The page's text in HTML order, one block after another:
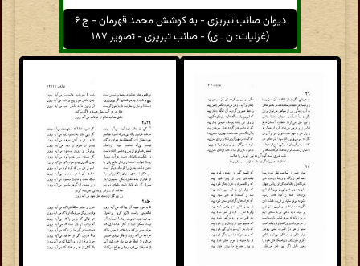
دیوان صائب تبریزی - به کوشش محمد قهرمان - ج ۶
(غزلیات: ن ـ ی) - صائب تبریزی - تصویر ۱۸۷